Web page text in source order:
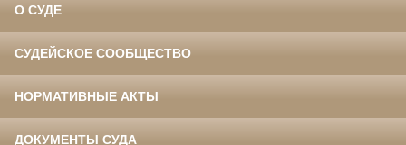
О СУДЕ
СУДЕЙСКОЕ СООБЩЕСТВО
НОРМАТИВНЫЕ АКТЫ
ДОКУМЕНТЫ СУДА